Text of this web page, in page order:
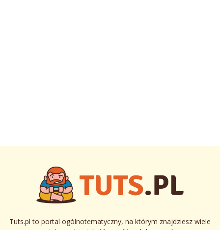
Tuts.pl to portal ogólnotematyczny, na którym znajdziesz wiele